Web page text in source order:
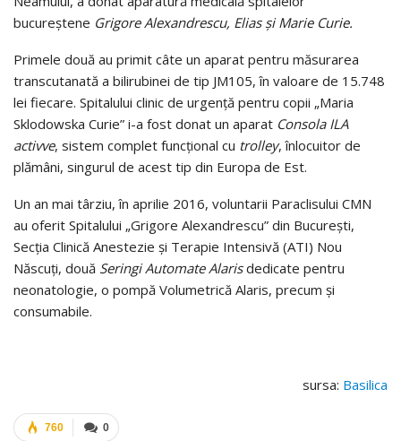
bucureştene Grigore Alexandrescu, Elias şi Marie Curie.
Primele două au primit câte un aparat pentru măsurarea
transcutanată a bilirubinei de tip JM105, în valoare de 15.748
lei fiecare. Spitalului clinic de urgenţă pentru copii „Maria
Sklodowska Curie” i-a fost donat un aparat Consola ILA
activve, sistem complet funcţional cu trolley, înlocuitor de
plămâni, singurul de acest tip din Europa de Est.
Un an mai târziu, în aprilie 2016, voluntarii Paraclisului CMN
au oferit Spitalului „Grigore Alexandrescu” din Bucureşti,
Secţia Clinică Anestezie şi Terapie Intensivă (ATI) Nou
Născuţi, două Seringi Automate Alarisdedicate pentru
neonatologie, o pompă Volumetrică Alaris, precum şi
consumabile.
sursa: Basilica
0
760